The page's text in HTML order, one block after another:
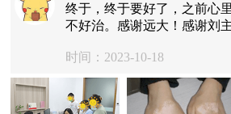
终于，终于要好了，之前心
不好治。感谢远大！感谢刘
时间：2023-10-18